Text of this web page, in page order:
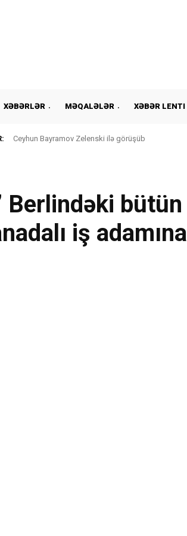
XƏBƏRLƏR MƏQALƏLƏR XƏBƏR LENTI
Ceyhun Bayramov Zelenski ilə görüşüb
Berlindəki bütün
iş adamına